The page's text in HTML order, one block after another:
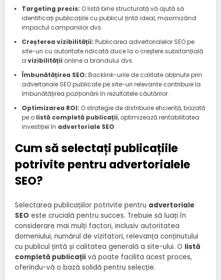
Targeting precis: O listă bine structurată vă ajută să
identificați publicațiile cu publicul țintă ideal, maximizând
impactul campaniilor dvs.
Creșterea vizibilității: Publicarea advertorialelor SEO pe
site-uri cu autoritate ridicată duce la o creștere substanțială
a vizibilității online a brandului dvs.
Îmbunătățirea SEO: Backlink-urile de calitate obținute prin
advertoriale SEO publicate pe site-uri relevante contribuie la
îmbunătățirea poziționării în rezultatele căutărilor.
Optimizarea ROI: O strategie de distribuire eficientă, bazată
pe o listă completă publicații, optimizează rentabilitatea
investiției în advertoriale SEO.
Cum să selectați publicațiile
potrivite pentru advertorialele
SEO?
Selectarea publicațiilor potrivite pentru advertoriale
SEO este crucială pentru succes. Trebuie să luați în
considerare mai mulți factori, inclusiv autoritatea
domeniului, numărul de vizitatori, relevanța conținutului
cu publicul țintă și calitatea generală a site-ului. O listă
completă publicații vă poate facilita acest proces,
oferindu-vă o bază solidă pentru selecție.